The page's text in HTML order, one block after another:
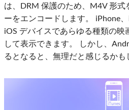
は、DRM 保護のため、M4V 形式
ーをエンコードします。 iPhone
iOS デバイスであらゆる種類の映
して表示できます。 しかし、
るとなると、無理だと感じるかも